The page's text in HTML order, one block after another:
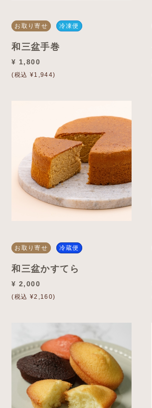
お取り寄せ 冷凍便
和三盆手巻
¥ 1,800
(税込 ¥1,944)
お取り寄せ 冷蔵便
和三盆かすてら
¥ 2,000
(税込 ¥2,160)